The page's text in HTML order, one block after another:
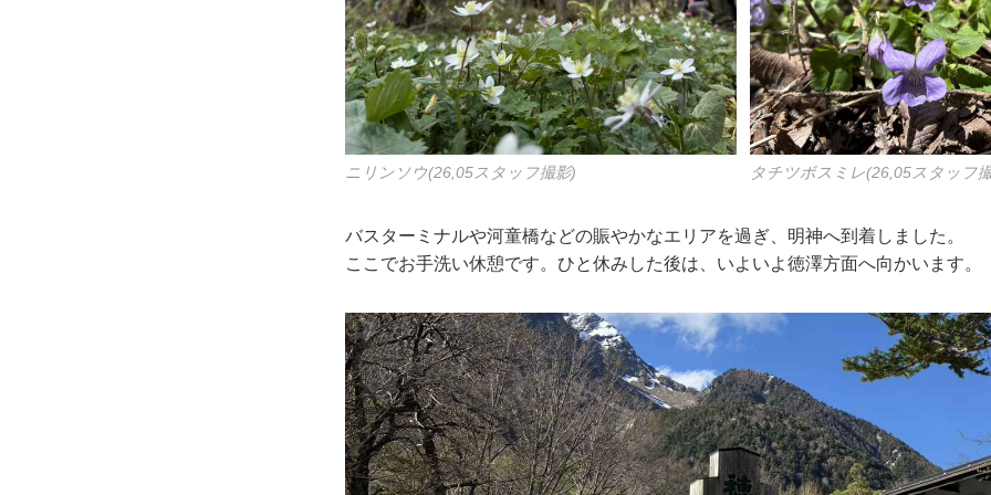
ニリンソウ(26,05スタッフ撮影) タチツボスミレ(26,05スタッフ
バスターミナルや河童橋などの賑やかなエリアを過ぎ、明神へ到着しました。
ここでお手洗い休憩です。ひと休みした後は、いよいよ徳澤方面へ向かいます。